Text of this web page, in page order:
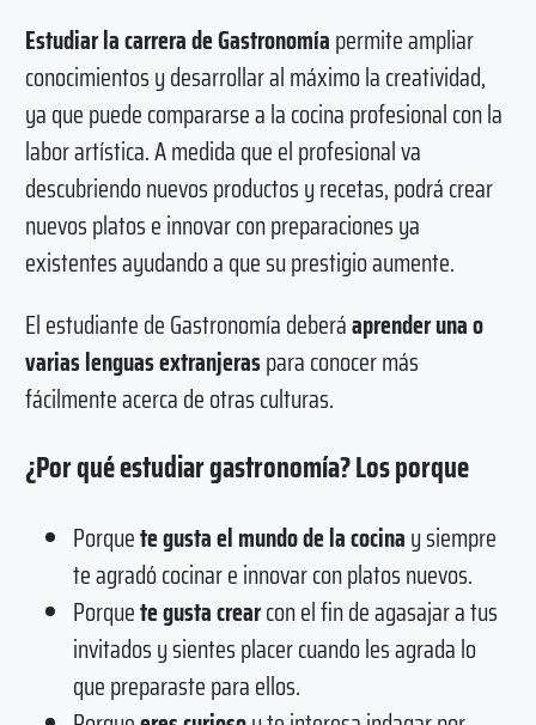
Estudiar la carrera de Gastronomíapermite ampliar
conocimientos y desarrollar al máximo la creatividad,
ya que puede compararse a la cocina profesional con la
labor artística. A medida que el profesional va
descubriendo nuevos productos y recetas, podrá crear
nuevos platos e innovar con preparaciones ya
existentes ayudando a que su prestigio aumente.
El estudiante de Gastronomía deberáaprender una o
varias lenguas extranjeraspara conocer más
fácilmente acerca de otras culturas.
¿Por qué estudiar gastronomía? Los porque
Porquete gusta el mundo de la cocinay siempre
te agradó cocinar e innovar con platos nuevos.
Porquete gusta crearcon el fin de agasajar a tus
invitados y sientes placer cuando les agrada lo
que preparaste para ellos.